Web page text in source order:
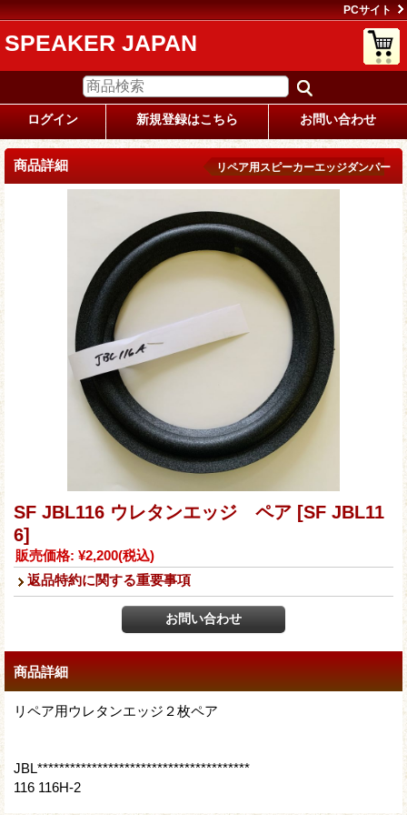
PCサイト
SPEAKER JAPAN
ログイン 新規登録はこちら お問い合わせ
商品詳細 リペア用スピーカーエッジダンパー
SF JBL116 ウレタンエッジ ペア [SF JBL11
6]
販売価格: ¥2,200(税込)
返品特約に関する重要事項
商品詳細
リペア用ウレタンエッジ２枚ペア
JBL***************************************
116 116H-2